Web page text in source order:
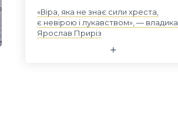
«Віра, яка не знає сили хреста,
є невірою і лукавством», — владика
Ярослав Приріз